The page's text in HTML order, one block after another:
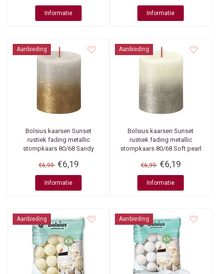
Informatie Informatie
Aanbieding
Bolsius kaarsen Sunset
rustiek fading metallic
stompkaars 80/68 Sandy
€6,99 €6,19
Informatie
Aanbieding
Bolsius kaarsen Sunset
rustiek fading metallic
stompkaars 80/68 Soft pearl
€6,99 €6,19
Informatie
Aanbieding Aanbieding